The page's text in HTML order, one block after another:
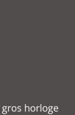
horloge